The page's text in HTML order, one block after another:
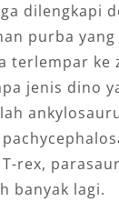
dilengkapi
purba
terlempar ke
jenis dino
rex,
banyak lagi.